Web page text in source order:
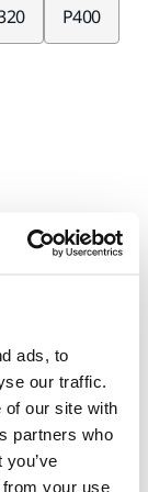
ads, to
our traffic.
of our site with
partners who
your use
P400
készült. A
vagy kézi